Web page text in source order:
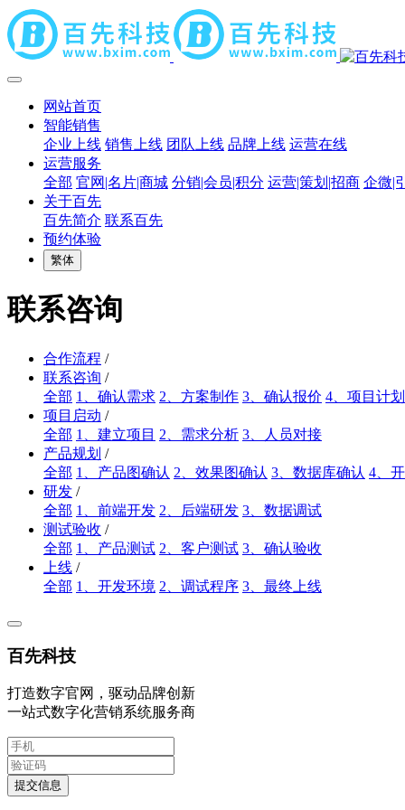
网站首页
智能销售
企业上线 销售上线 团队上线 品牌上线 运营在线
运营服务
全部 官网|名片|商城 分销|会员|积分 运营|策划|招商 企微|
关于百先
百先简介 联系百先
预约体验
繁体
联系咨询
合作流程 /
联系咨询 /
全部 1、确认需求 2、方案制作 3、确认报价 4、项目计划
项目启动 /
全部 1、建立项目 2、需求分析 3、人员对接
产品规划 /
全部 1、产品图确认 2、效果图确认 3、数据库确认 4、
研发 /
全部 1、前端开发 2、后端研发 3、数据调试
测试验收 /
全部 1、产品测试 2、客户测试 3、确认验收
上线 /
全部 1、开发环境 2、调试程序 3、最终上线
百先科技
打造数字官网，驱动品牌创新
一站式数字化营销系统服务商
提交信息